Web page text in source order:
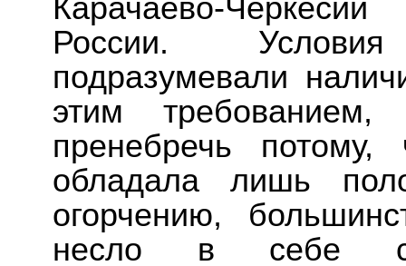
Карачаево-
России.
подразумевали
этим
пренебречь
обладала лишь
огорчению,
несло в себе